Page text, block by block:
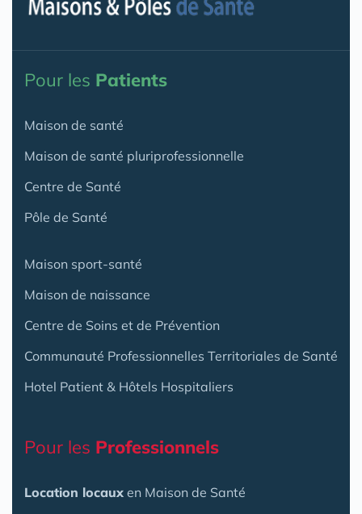
Pour les Patients
Maison de santé
Maison de santé pluriprofessionnelle
Centre de Santé
Pôle de Santé
Maison sport-santé
Maison de naissance
Centre de Soins et de Prévention
Communauté Professionnelles Territoriales de Santé
Hotel Patient & Hôtels Hospitaliers
Pour les Professionnels
Location locaux en Maison de Santé